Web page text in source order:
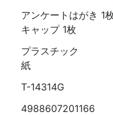
アンケートはがき 1
キャップ 1枚
プラスチック
紙
T-14314G
4988607201166